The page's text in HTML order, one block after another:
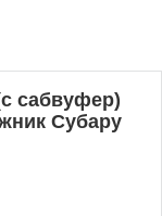
сабвуфер)
Субару